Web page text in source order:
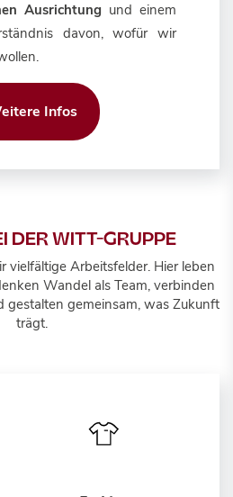
Ausrichtung und einem
davon, wofür wir
Infos
DER WITT-GRUPPE
vielfältige Arbeitsfelder. Hier leben
Wandel als Team, verbinden
gestalten gemeinsam, was Zukunft
trägt.